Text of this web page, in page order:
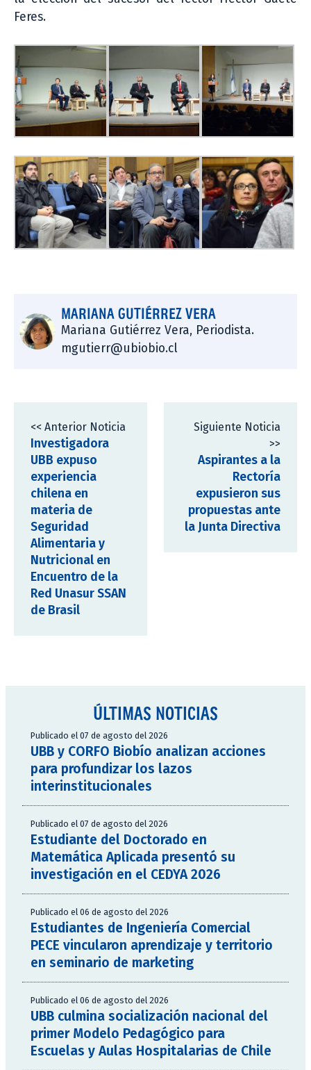
Feres.
MARIANA GUTIÉRREZ VERA
Mariana Gutiérrez Vera, Periodista.
mgutierr@ubiobio.cl
<< Anterior Noticia
Investigadora
UBB expuso
experiencia
chilena en
materia de
Seguridad
Alimentaria y
Nutricional en
Encuentro de la
Red Unasur SSAN
de Brasil
Siguiente Noticia
>>
Aspirantes a la
Rectoría
expusieron sus
propuestas ante
la Junta Directiva
ÚLTIMAS NOTICIAS
Publicado el 07 de agosto del 2026
UBB y CORFO Biobío analizan acciones
para profundizar los lazos
interinstitucionales
Publicado el 07 de agosto del 2026
Estudiante del Doctorado en
Matemática Aplicada presentó su
investigación en el CEDYA 2026
Publicado el 06 de agosto del 2026
Estudiantes de Ingeniería Comercial
PECE vincularon aprendizaje y territorio
en seminario de marketing
Publicado el 06 de agosto del 2026
UBB culmina socialización nacional del
primer Modelo Pedagógico para
Escuelas y Aulas Hospitalarias de Chile